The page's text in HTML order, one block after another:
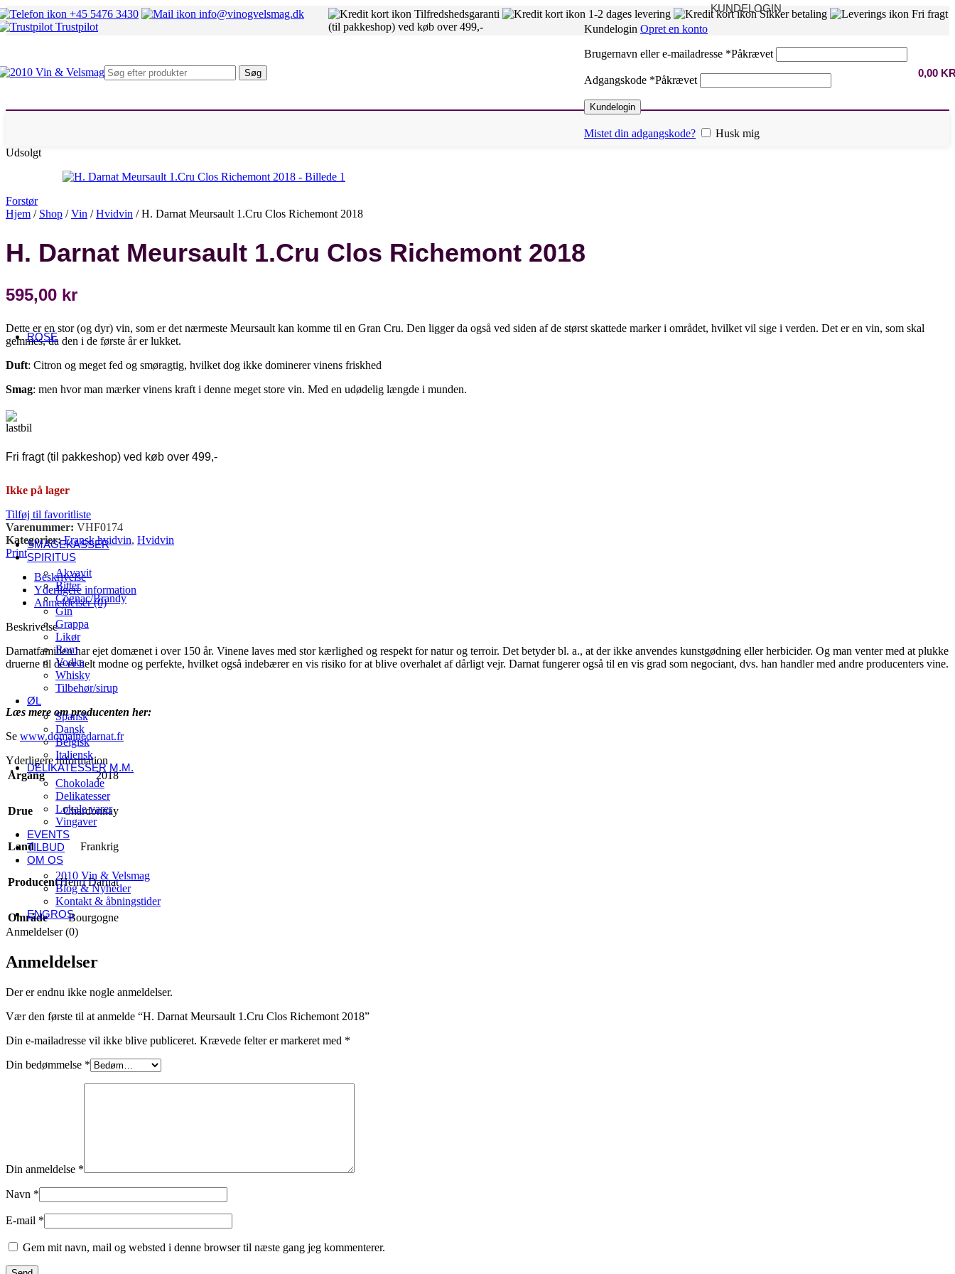
+45 5476 3430
info@vinogvelsmag.dk
Trustpilot
Tilfredshedsgaranti 1-2 dages levering Sikker betaling
Fri fragt
(til pakkeshop) ved køb over 499,-
Søg
KUNDELOGIN
Kundelogin Opret en konto
Brugernavn eller e-mailadresse *Påkrævet
Adgangskode *Påkrævet
Kundelogin
Mistet din adgangskode? Husk mig
0,00
Rheingau
Fransk hvidvin
Bourgogne
Chablis
Alto Adige
Marche
Sicilien
Umbrien
Andre lande
Chile
USA
ROSÉ
Alsace
Languedoc-Roussillon
Veneto
Sydafrika
Tyskland
SMAGEKASSER
SPIRITUS
Akvavit
Bitter
Cognac/Brandy
Gin
Grappa
Likør
Rom
Vodka
Whisky
Tilbehør/sirup
ØL
Spansk
Dansk
Belgisk
Italiensk
DELIKATESSER M.M.
Chokolade
Delikatesser
Lokale varer
Vingaver
EVENTS
TILBUD
OM OS
2010 Vin & Velsmag
Blog & Nyheder
Kontakt & åbningstider
ENGROS
Udsolgt
Forstør
Hjem / Shop /Vin /Hvidvin /H. Darnat Meursault 1.Cru Clos Richemont 2018
H. Darnat Meursault 1.Cru Clos Richemont 2018
595,00 kr
Dette er en stor (og dyr) vin, som er det nærmeste Meursault kan komme til en Gran Cru. Den ligger da også ved siden af de størst skattede marker i området, hvilket vil sige i verden. Det er en vin, som skal
gemmes, da den i de første år er lukket.
Duft: Citron og meget fed og smøragtig, hvilket dog ikke dominerer vinens friskhed
Smag: men hvor man mærker vinens kraft i denne meget store vin. Med en udødelig længde i munden.
Fri fragt (til pakkeshop) ved køb over 499,-
Ikke på lager
Tilføj til favoritliste
Varenummer: VHF0174
Kategorier: Fransk hvidvin, Hvidvin
Print
Beskrivelse
Yderligere information
Anmeldelser (0)
Beskrivelse
Darnatfamilien har ejet domænet i over 150 år. Vinene laves med stor kærlighed og respekt for natur og terroir. Det betyder bl. a., at der ikke anvendes kunstgødning eller herbicider. Og man venter med at plukke
druerne til de er helt modne og perfekte, hvilket også indebærer en vis risiko for at blive overhalet af dårligt vejr. Darnat fungerer også til en vis grad som negociant, dvs. han handler med andre producenters vine.
Læs mere om producenten her:
Se www.domainedarnat.fr
Yderligere information
Årgang
2018
Drue Chardonnay
Land Frankrig
ProducentHenri Darnat
Område
Bourgogne
Anmeldelser (0)
Anmeldelser
Der er endnu ikke nogle anmeldelser.
Vær den første til at anmelde “H. Darnat Meursault 1.Cru Clos Richemont 2018”
Din e-mailadresse vil ikke blive publiceret. Krævede felter er markeret med *
Din bedømmelse *
Din anmeldelse *
Navn *
E-mail *
Gem mit navn, mail og websted i denne browser til næste gang jeg kommenterer.